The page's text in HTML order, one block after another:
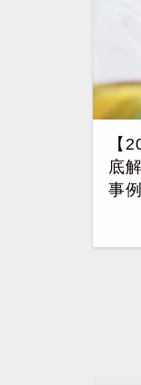
【
底
事